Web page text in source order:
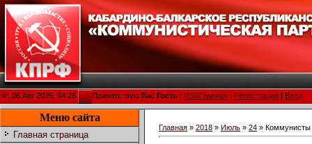
Чт, 06 Авг 2026, 04:26 Приветствую Вас Гость RSSГлавная Регистрация Вход
Меню сайта
Главная страница
Главная » 2018 » Июль » 24 » Коммунисты